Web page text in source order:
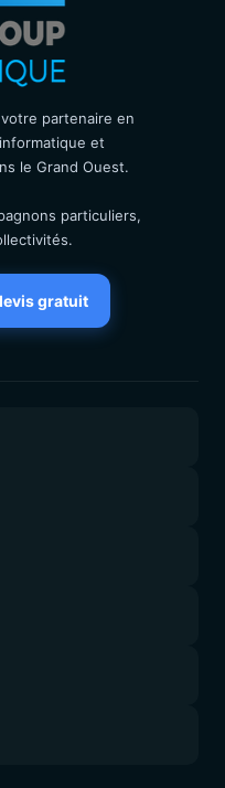
partenaire en
et
le Grand Ouest.
particuliers,
gratuit